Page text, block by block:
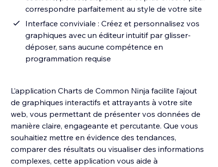
correspondre parfaitement au style de votre site
Interface conviviale : Créez et personnalisez vos
graphiques avec un éditeur intuitif par glisser-
déposer, sans aucune compétence en
programmation requise
L’application Charts de Common Ninja facilite l’ajout
de graphiques interactifs et attrayants à votre site
web, vous permettant de présenter vos données de
manière claire, engageante et percutante. Que vous
souhaitiez mettre en évidence des tendances,
comparer des résultats ou visualiser des informations
complexes, cette application vous aide à